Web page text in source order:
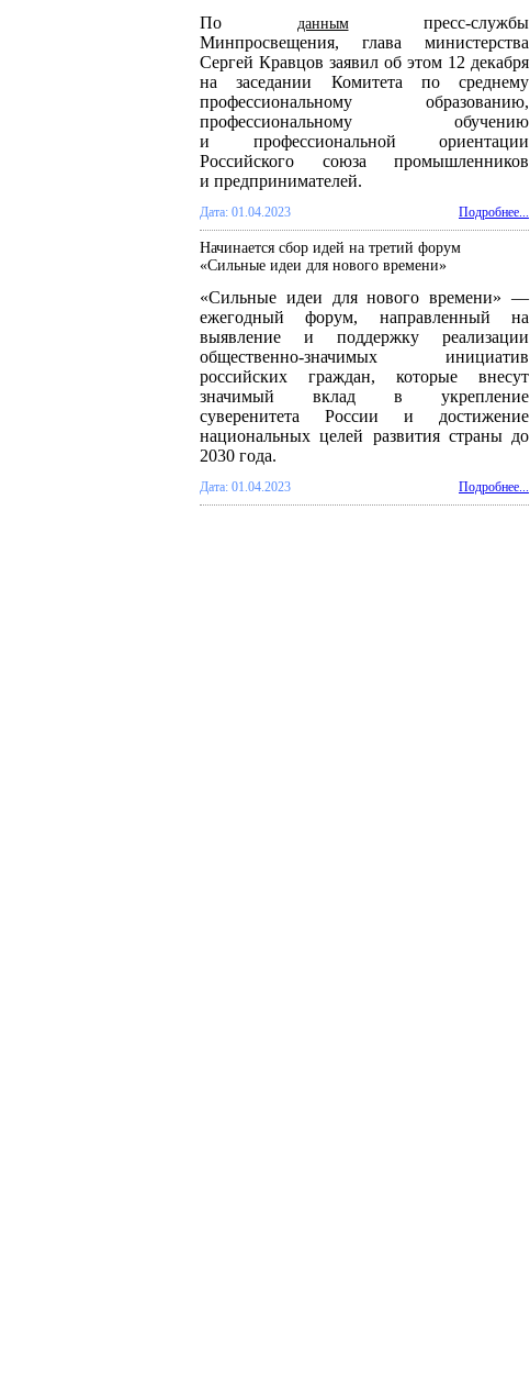
По даннымпресс-службы
Минпросвещения, глава министерства
Сергей Кравцов заявил об этом 12 декабря
на заседании Комитета по среднему
профессиональному образованию,
профессиональному обучению
и профессиональной ориентации
Российского союза промышленников
и предпринимателей.
Дата: 01.04.2023 Подробнее...
Начинается сбор идей на третий форум
«Сильные идеи для нового времени»
«Сильные идеи для нового времени» —
ежегодный форум, направленный на
выявление и поддержку реализации
общественно-значимых инициатив
российских граждан, которые внесут
значимый вклад в укрепление
суверенитета России и достижение
национальных целей развития страны до
2030 года.
Дата: 01.04.2023 Подробнее...